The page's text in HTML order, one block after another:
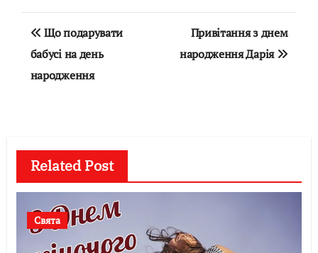
Навігація
записів
Що подарувати
бабусі на день
народження
Привітання з днем
народження Дарія
Related Post
Свята